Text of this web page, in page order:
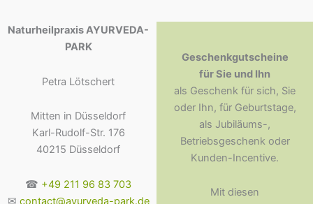
Naturheilpraxis AYURVEDA-
PARK
Petra Lötschert
Mitten in Düsseldorf
Karl-Rudolf-Str. 176
40215 Düsseldorf
☎ +49 211 96 83 703
✉ contact@ayurveda-park.de
Geschenkgutscheine
für Sie und Ihn
als Geschenk für sich, Sie
oder Ihn, für Geburtstage,
als Jubiläums-,
Betriebsgeschenk oder
Kunden-Incentive.
Mit diesen